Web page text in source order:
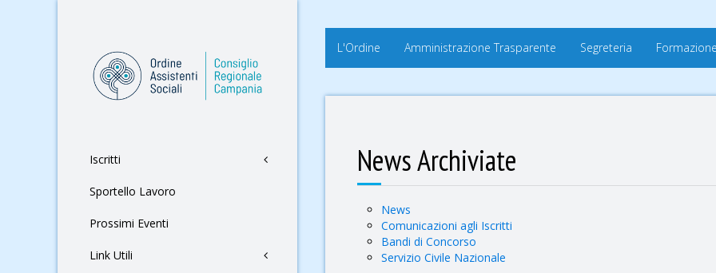
Iscritti
Sportello Lavoro
Prossimi Eventi
Link Utili
L'Ordine Amministrazione Trasparente Segreteria Formazione
News Archiviate
News
Comunicazioni agli Iscritti
Bandi di Concorso
Servizio Civile Nazionale